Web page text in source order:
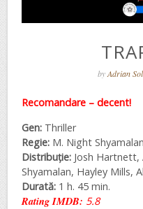
byAdrian
Recomandare – decent!
Gen: Thriller
Regie: M. Night Shyamalan
Distribuție: Josh Hartnett,
Shyamalan, Hayley Mills,
Durată: 1 h. 45 min.
Rating IMDB: 5.8